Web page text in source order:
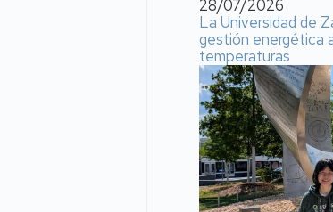
28/07/2026
La Universidad de
gestión energética
temperaturas